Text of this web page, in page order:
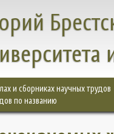
и сборниках научных трудов
по названию